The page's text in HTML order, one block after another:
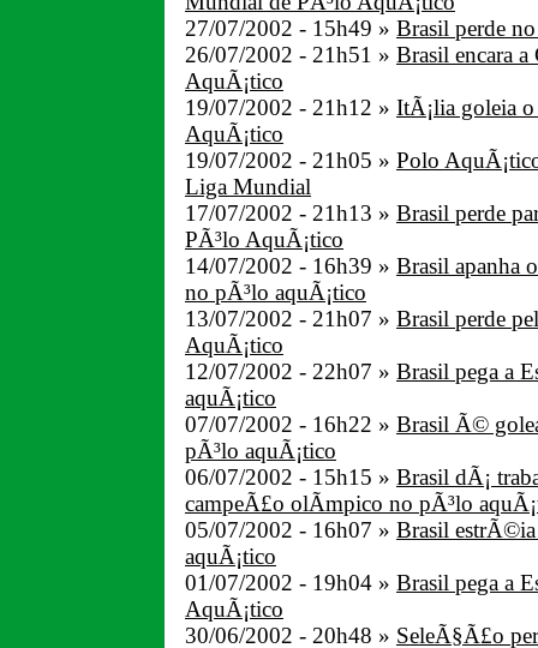
27/07/2002 - 15h49 » Brasil perde
26/07/2002 - 21h51 » Brasil encara
AquÃ¡tico
19/07/2002 - 21h12 » ItÃ¡lia goleia
AquÃ¡tico
19/07/2002 - 21h05 » Polo
Liga Mundial
17/07/2002 - 21h13 » Brasil perde
PÃ³lo AquÃ¡tico
14/07/2002 - 16h39 » Brasil apanha
no pÃ³lo aquÃ¡tico
13/07/2002 - 21h07 » Brasil perde
AquÃ¡tico
12/07/2002 - 22h07 » Brasil pega a
aquÃ¡tico
07/07/2002 - 16h22 » Brasil Ã©
pÃ³lo aquÃ¡tico
06/07/2002 - 15h15 » Brasil dÃ¡
campeÃ£o olÃ­mpico no pÃ³lo
05/07/2002 - 16h07 » Brasil
aquÃ¡tico
01/07/2002 - 19h04 » Brasil pega a
AquÃ¡tico
30/06/2002 - 20h48 » SeleÃ§Ã£o